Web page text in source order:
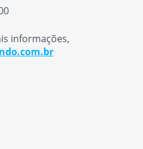
informações,